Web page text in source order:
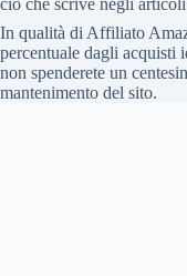
ciò che scrive negli
In qualità di Affiliato
percentuale dagli acquisti
non spenderete un
mantenimento del sito.